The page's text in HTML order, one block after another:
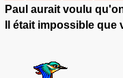
Paul aurait voulu
était impossible que